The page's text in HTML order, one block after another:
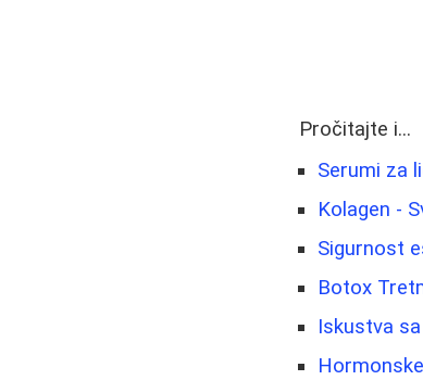
Pročitajte i...
Serumi za
Kolagen -
Sigurnost
Botox
Iskustva